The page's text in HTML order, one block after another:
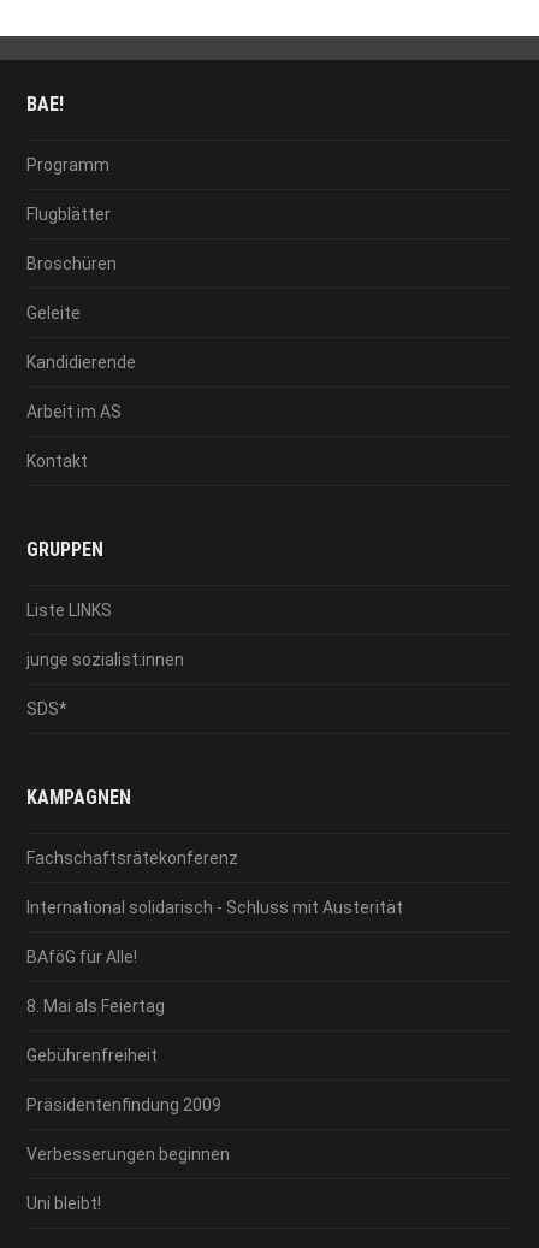
BAE!
Programm
Flugblätter
Broschüren
Geleite
Kandidierende
Arbeit im AS
Kontakt
GRUPPEN
Liste LINKS
junge sozialist:innen
SDS*
KAMPAGNEN
Fachschaftsrätekonferenz
International solidarisch - Schluss mit Austerität
BAföG für Alle!
8. Mai als Feiertag
Gebührenfreiheit
Präsidentenfindung 2009
Verbesserungen beginnen
Uni bleibt!